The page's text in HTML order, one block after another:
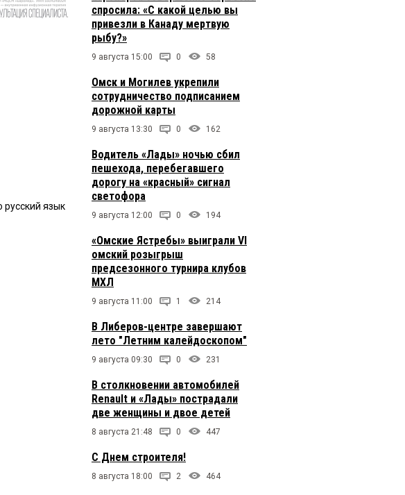
русский язык
спросила: «С какой целью вы
привезли в Канаду мертвую
рыбу?»
9 августа 15:00 0 58
Омск и Могилев укрепили
сотрудничество подписанием
дорожной карты
9 августа 13:30 0 162
Водитель «Лады» ночью сбил
пешехода, перебегавшего
дорогу на «красный» сигнал
светофора
9 августа 12:00 0 194
«Омские Ястребы» выиграли VI
омский розыгрыш
предсезонного турнира клубов
МХЛ
9 августа 11:00 1 214
В Либеров-центре завершают
лето "Летним калейдоскопом"
9 августа 09:30 0 231
В столкновении автомобилей
Renault и «Лады» пострадали
две женщины и двое детей
8 августа 21:48 0 447
С Днем строителя!
8 августа 18:00 2 464